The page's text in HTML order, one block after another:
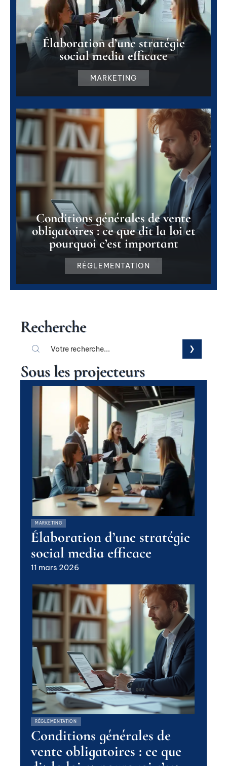
Élaboration d’une stratégie
social media efficace
MARKETING
Conditions générales de vente
obligatoires : ce que dit la loi et
pourquoi c’est important
RÉGLEMENTATION
Recherche
Sous les projecteurs
MARKETING
Élaboration d’une stratégie
social media efficace
11 mars 2026
RÉGLEMENTATION
Conditions générales de
vente obligatoires : ce que